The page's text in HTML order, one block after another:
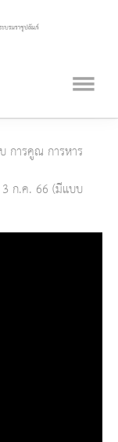
การคูณ การหาร
ก.ค. 66 (มีแบบ